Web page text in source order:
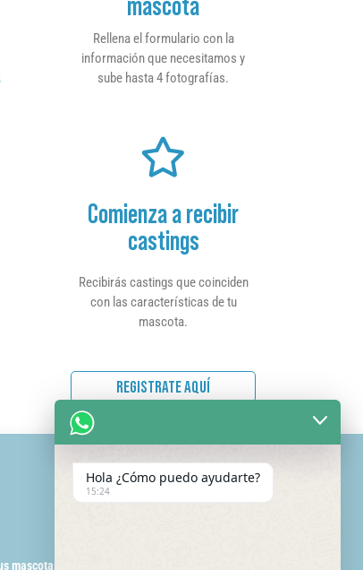
mascota
Rellena el formulario con la
información que necesitamos y
sube hasta 4 fotografías.
Comienza a recibir
castings
Recibirás castings que coinciden
con las características de tu
mascota.
REGISTRATE AQUÍ
mascotas
Hola ¿Cómo puedo ayudarte?
15:24